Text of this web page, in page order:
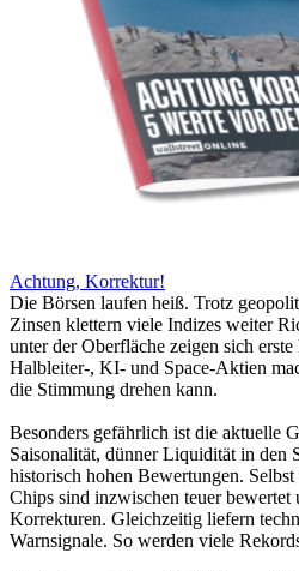
Achtung, Korrektur!
Die Börsen laufen heiß. Trotz
Zinsen klettern viele Indizes weiter
unter der Oberfläche zeigen sich
Halbleiter-, KI- und Space-Aktien
die Stimmung drehen kann.
Besonders gefährlich ist die aktuelle
Saisonalität, dünner Liquidität in den
historisch hohen Bewertungen.
Chips sind inzwischen teuer
Korrekturen. Gleichzeitig liefern
Warnsignale. So werden viele